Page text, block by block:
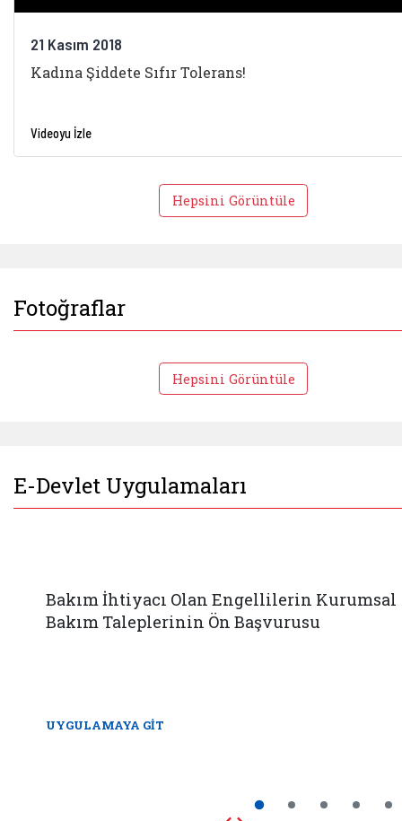
21 Kasım 2018
Kadına Şiddete Sıfır Tolerans!
Videoyu İzle
Hepsini Görüntüle
Fotoğraflar
Hepsini Görüntüle
E-Devlet Uygulamaları
Bakım İhtiyacı Olan Engellilerin Kurumsal
Bakım Taleplerinin Ön Başvurusu
UYGULAMAYA GİT